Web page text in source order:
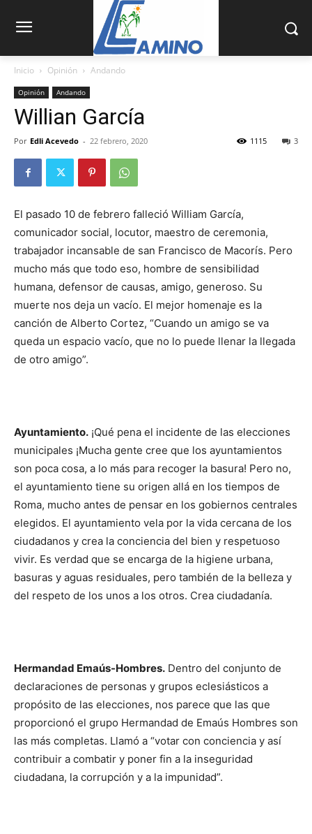
Inicio Opinión Andando
Opinión Andando
Willian García
Por Edli Acevedo - 22 febrero, 2020 3
1115
El pasado 10 de febrero falleció William García,
comunicador social, locutor, maestro de ceremonia,
trabajador incansable de san Fran­cisco de Macorís. Pero
mucho más que todo eso, hombre de sensibilidad
humana, defensor de causas, amigo, generoso. Su
muerte nos deja un vacío. El mejor homenaje es la
canción de Alberto Cortez, “Cuando un amigo se va
queda un espacio vacío, que no lo puede llenar la llegada
de otro amigo”.
Ayuntamiento. ¡Qué pena el incidente de las elecciones
municipales ¡Mucha gente cree que los ayuntamientos
son poca cosa, a lo más para recoger la basura! Pero no,
el ayunta­miento tiene su origen allá en los tiempos de
Roma, mucho antes de pensar en los gobiernos centrales
elegidos. El ayuntamiento vela por la vida cercana de los
ciudadanos y crea la conciencia del bien y respetuoso
vivir. Es verdad que se encarga de la higiene urbana,
basuras y aguas resi­duales, pero también de la belleza y
del res­peto de los unos a los otros. Crea ciudada­nía.
Hermandad Emaús-Hombres. Dentro del conjunto de
declaraciones de personas y grupos eclesiásticos a
propósito de las elecciones, nos parece que las que
proporcionó el grupo Hermandad de Emaús Hombres son
las más completas. Llamó a “votar con conciencia y así
contribuir a combatir y poner fin a la inseguridad
ciudadana, la corrupción y a la impunidad”.